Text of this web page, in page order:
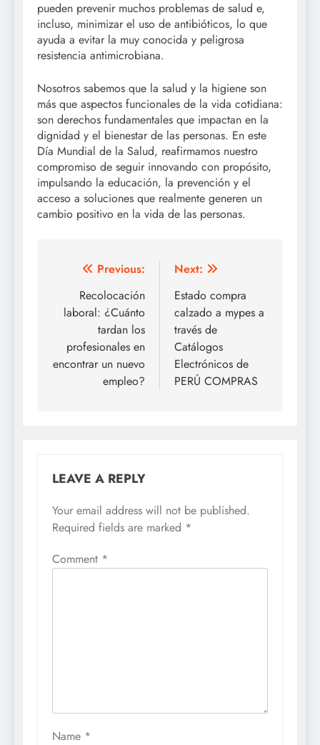
pueden prevenir muchos problemas de salud e,
incluso, minimizar el uso de antibióticos, lo que
ayuda a evitar la muy conocida y peligrosa
resistencia antimicrobiana.
Nosotros sabemos que la salud y la higiene son
más que aspectos funcionales de la vida cotidiana:
son derechos fundamentales que impactan en la
dignidad y el bienestar de las personas. En este
Día Mundial de la Salud, reafirmamos nuestro
compromiso de seguir innovando con propósito,
impulsando la educación, la prevención y el
acceso a soluciones que realmente generen un
cambio positivo en la vida de las personas.
Post
navigation
Previous:
Recolocación
laboral: ¿Cuánto
tardan los
profesionales en
encontrar un nuevo
empleo?
Next:
Estado compra
calzado a mypes a
través de
Catálogos
Electrónicos de
PERÚ COMPRAS
LEAVE A REPLY
Your email address will not be published.
Required fields are marked *
Comment *
Name *